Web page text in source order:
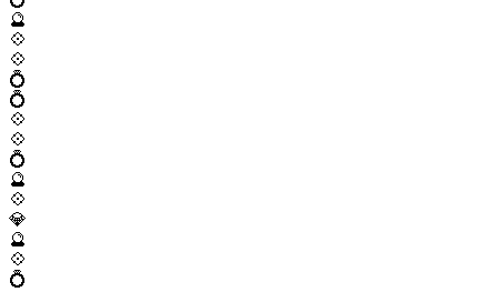
🔮
💠
💠
💍
💍
💠
💠
💍
🔮
💠
💎
🔮
💠
💍